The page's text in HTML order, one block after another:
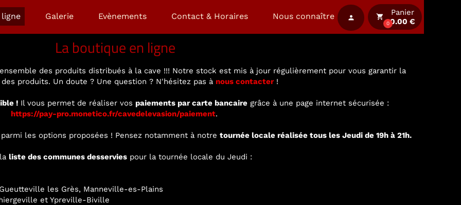
Galerie Evènements Contact & Horaires Nous connaître local_grocery_store
0
Panier
0.00 €
person
La boutique en ligne
des produits distribués à la cave !!! Notre stock est mis à jour régulièrement pour vous garantir la
produits. Un doute ? Une question ? N'hésitez pas à nous contacter!
! Il vous permet de réaliser vos paiements par carte bancaire grâce à une page internet sécurisée :
https://pay-pro.monetico.fr/cavedelevasion/paiement.
les options proposées ! Pensez notamment à notre tournée locale réalisée tous les Jeudi de 19h à 21h.
liste des communes desserviespour la tournée locale du Jeudi :
les Grès, Manneville-es-Plains
et Ypreville-Biville